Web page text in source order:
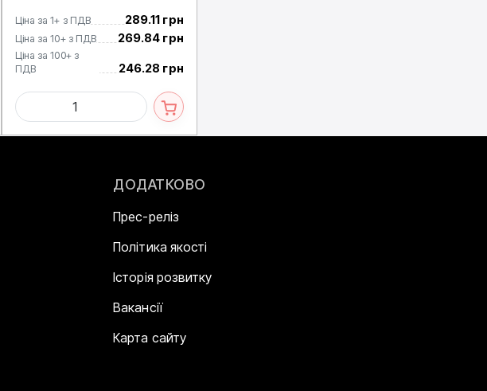
Ціна за 1+ з ПДВ 289.11 грн
Ціна за 10+ з ПДВ 269.84 грн
Ціна за 100+ з
ПДВ
246.28 грн
ДОДАТКОВО
Прес-реліз
Політика якості
Історія розвитку
Вакансії
Карта сайту